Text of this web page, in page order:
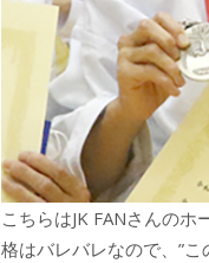
こちらはJK FANさんの
格はバレバレなので、”